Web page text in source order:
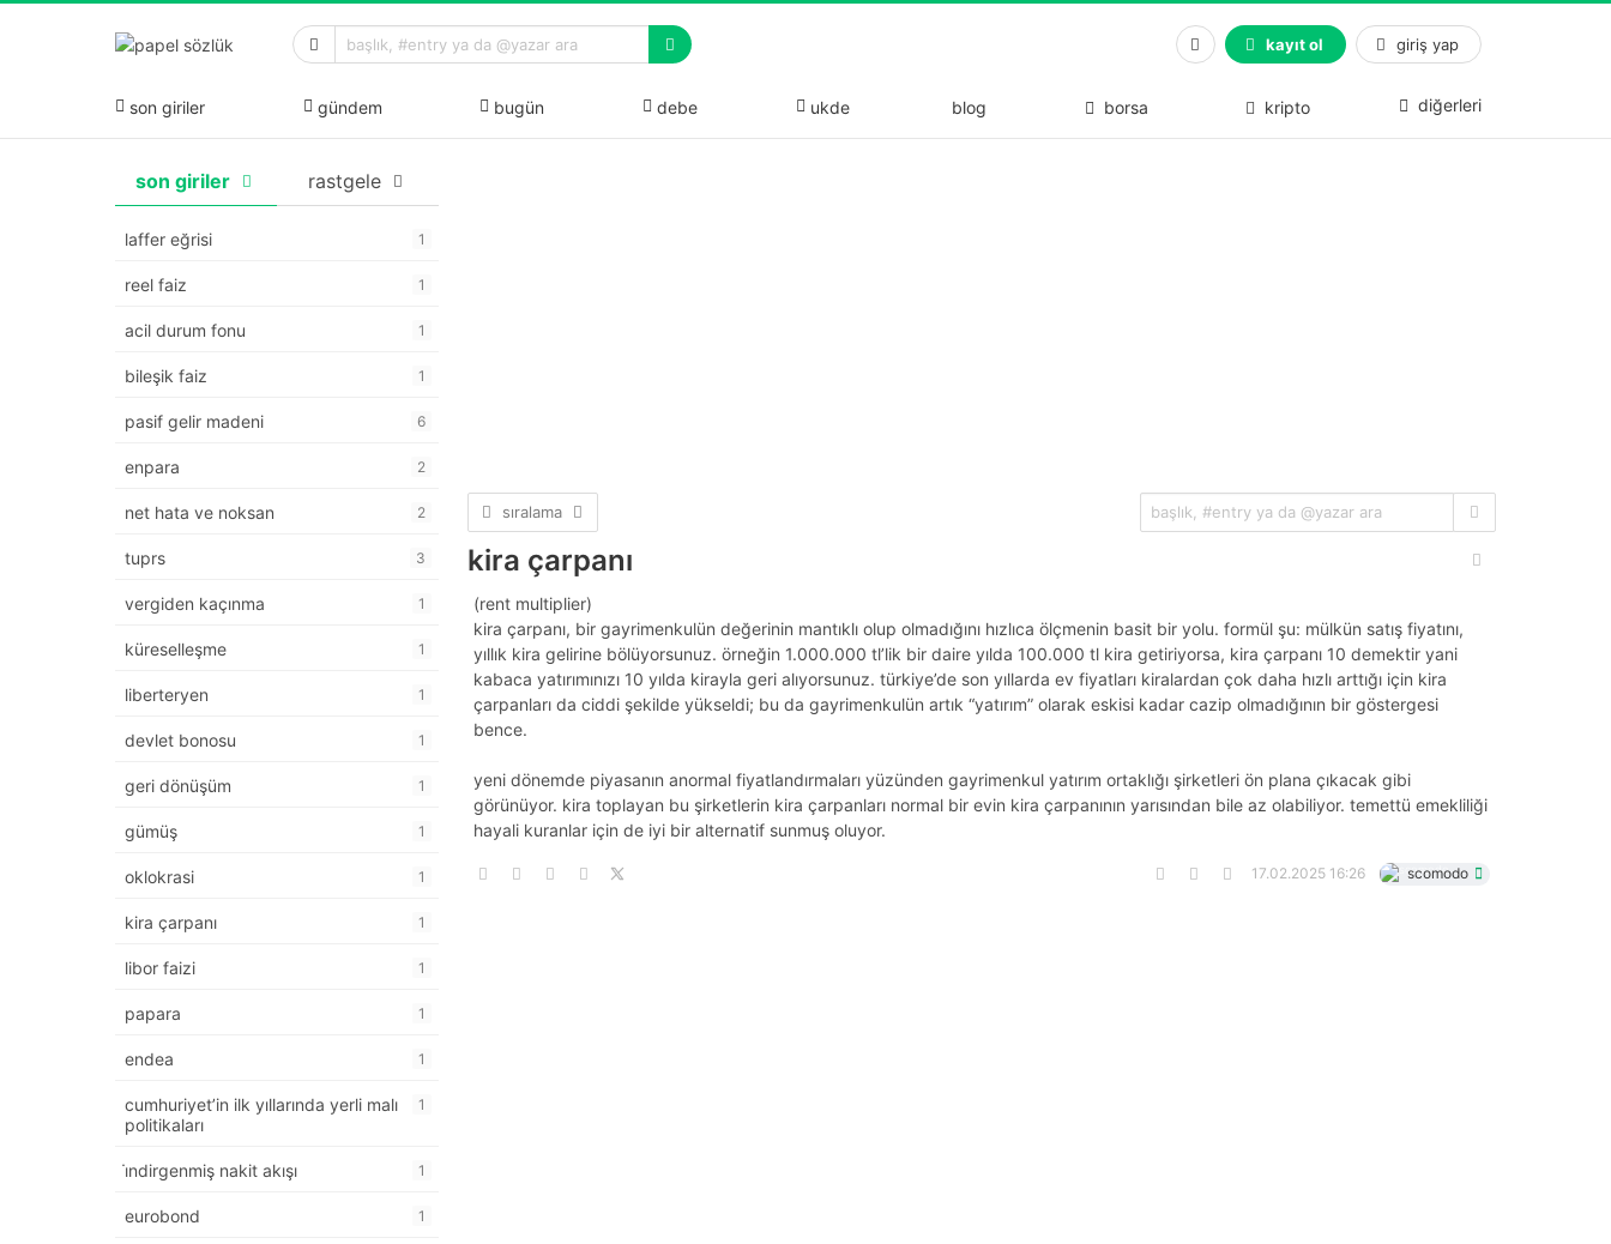
kayıt ol giriş yap
son giriler gündem bugün debe ukde blog borsa kripto diğerleri
son giriler rastgele
laffer eğrisi 1
reel faiz 1
acil durum fonu 1
bileşik faiz 1
pasif gelir madeni 6
enpara 2
net hata ve noksan 2
tuprs 3
vergiden kaçınma 1
küreselleşme 1
liberteryen 1
devlet bonosu 1
geri dönüşüm 1
gümüş 1
oklokrasi 1
kira çarpanı 1
libor faizi 1
papara 1
endea 1
cumhuriyet’in ilk yıllarında yerli malı
politikaları
1
i̇ndirgenmiş nakit akışı 1
eurobond 1
sıralama
kira çarpanı
(rent multiplier)
kira çarpanı, bir gayrimenkulün değerinin mantıklı olup olmadığını hızlıca ölçmenin basit bir yolu. formül şu: mülkün satış fiyatını,
yıllık kira gelirine bölüyorsunuz. örneğin 1.000.000 tl’lik bir daire yılda 100.000 tl kira getiriyorsa, kira çarpanı 10 demektir yani
kabaca yatırımınızı 10 yılda kirayla geri alıyorsunuz. türkiye’de son yıllarda ev fiyatları kiralardan çok daha hızlı arttığı için kira
çarpanları da ciddi şekilde yükseldi; bu da gayrimenkulün artık “yatırım” olarak eskisi kadar cazip olmadığının bir göstergesi
bence.
yeni dönemde piyasanın anormal fiyatlandırmaları yüzünden gayrimenkul yatırım ortaklığı şirketleri ön plana çıkacak gibi
görünüyor. kira toplayan bu şirketlerin kira çarpanları normal bir evin kira çarpanının yarısından bile az olabiliyor. temettü emekliliği
hayali kuranlar için de iyi bir alternatif sunmuş oluyor.
17.02.2025 16:26 scomodo